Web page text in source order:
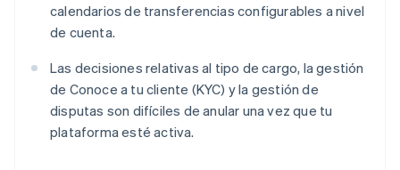
calendarios de transferencias configurables a nivel
de cuenta.
Las decisiones relativas al tipo de cargo, la gestión
de Conoce a tu cliente (KYC) y la gestión de
disputas son difíciles de anular una vez que tu
plataforma esté activa.